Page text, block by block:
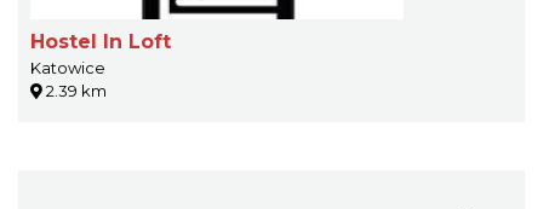
Hostel In Loft
Katowice
2.39 km